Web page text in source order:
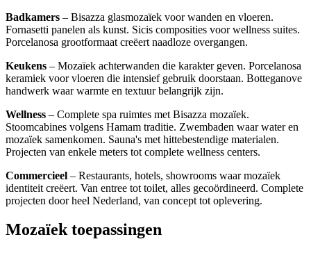
Badkamers – Bisazza glasmozaïek voor wanden en vloeren.
Fornasetti panelen als kunst. Sicis composities voor wellness suites.
Porcelanosa grootformaat creëert naadloze overgangen.
Keukens – Mozaïek achterwanden die karakter geven. Porcelanosa
keramiek voor vloeren die intensief gebruik doorstaan. Botteganove
handwerk waar warmte en textuur belangrijk zijn.
Wellness – Complete spa ruimtes met Bisazza mozaïek.
Stoomcabines volgens Hamam traditie. Zwembaden waar water en
mozaïek samenkomen. Sauna's met hittebestendige materialen.
Projecten van enkele meters tot complete wellness centers.
Commercieel – Restaurants, hotels, showrooms waar mozaïek
identiteit creëert. Van entree tot toilet, alles gecoördineerd. Complete
projecten door heel Nederland, van concept tot oplevering.
Mozaïek toepassingen